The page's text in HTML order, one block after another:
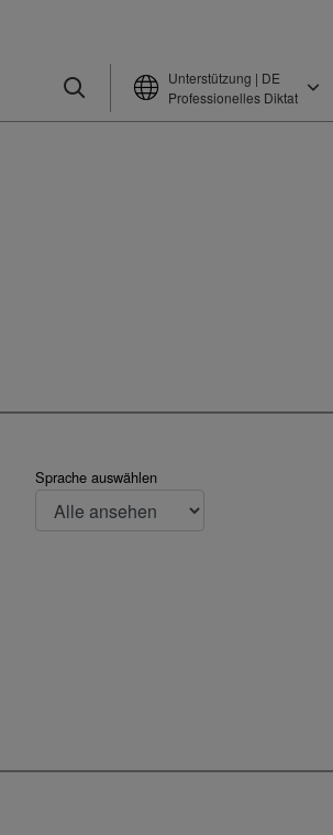
Unterstützung | DE
Professionelles Diktat
Sprache auswählen